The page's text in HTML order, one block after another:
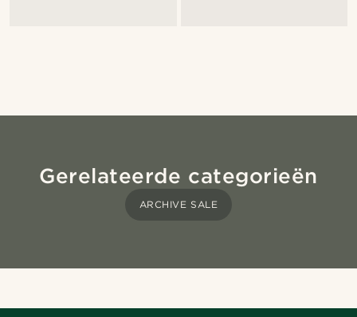
Gerelateerde categorieën
ARCHIVE SALE